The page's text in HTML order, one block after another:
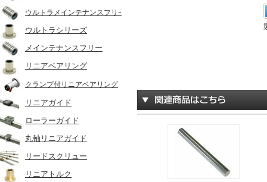
ウルトラメインテナンスフリｰ
ウルトラシリーズ
メインテナンスフリー
リニアベアリング
クランプ付リニアベアリング
リニアガイド
ローラーガイド
丸軸リニアガイド
リードスクリュー
リニアトルク